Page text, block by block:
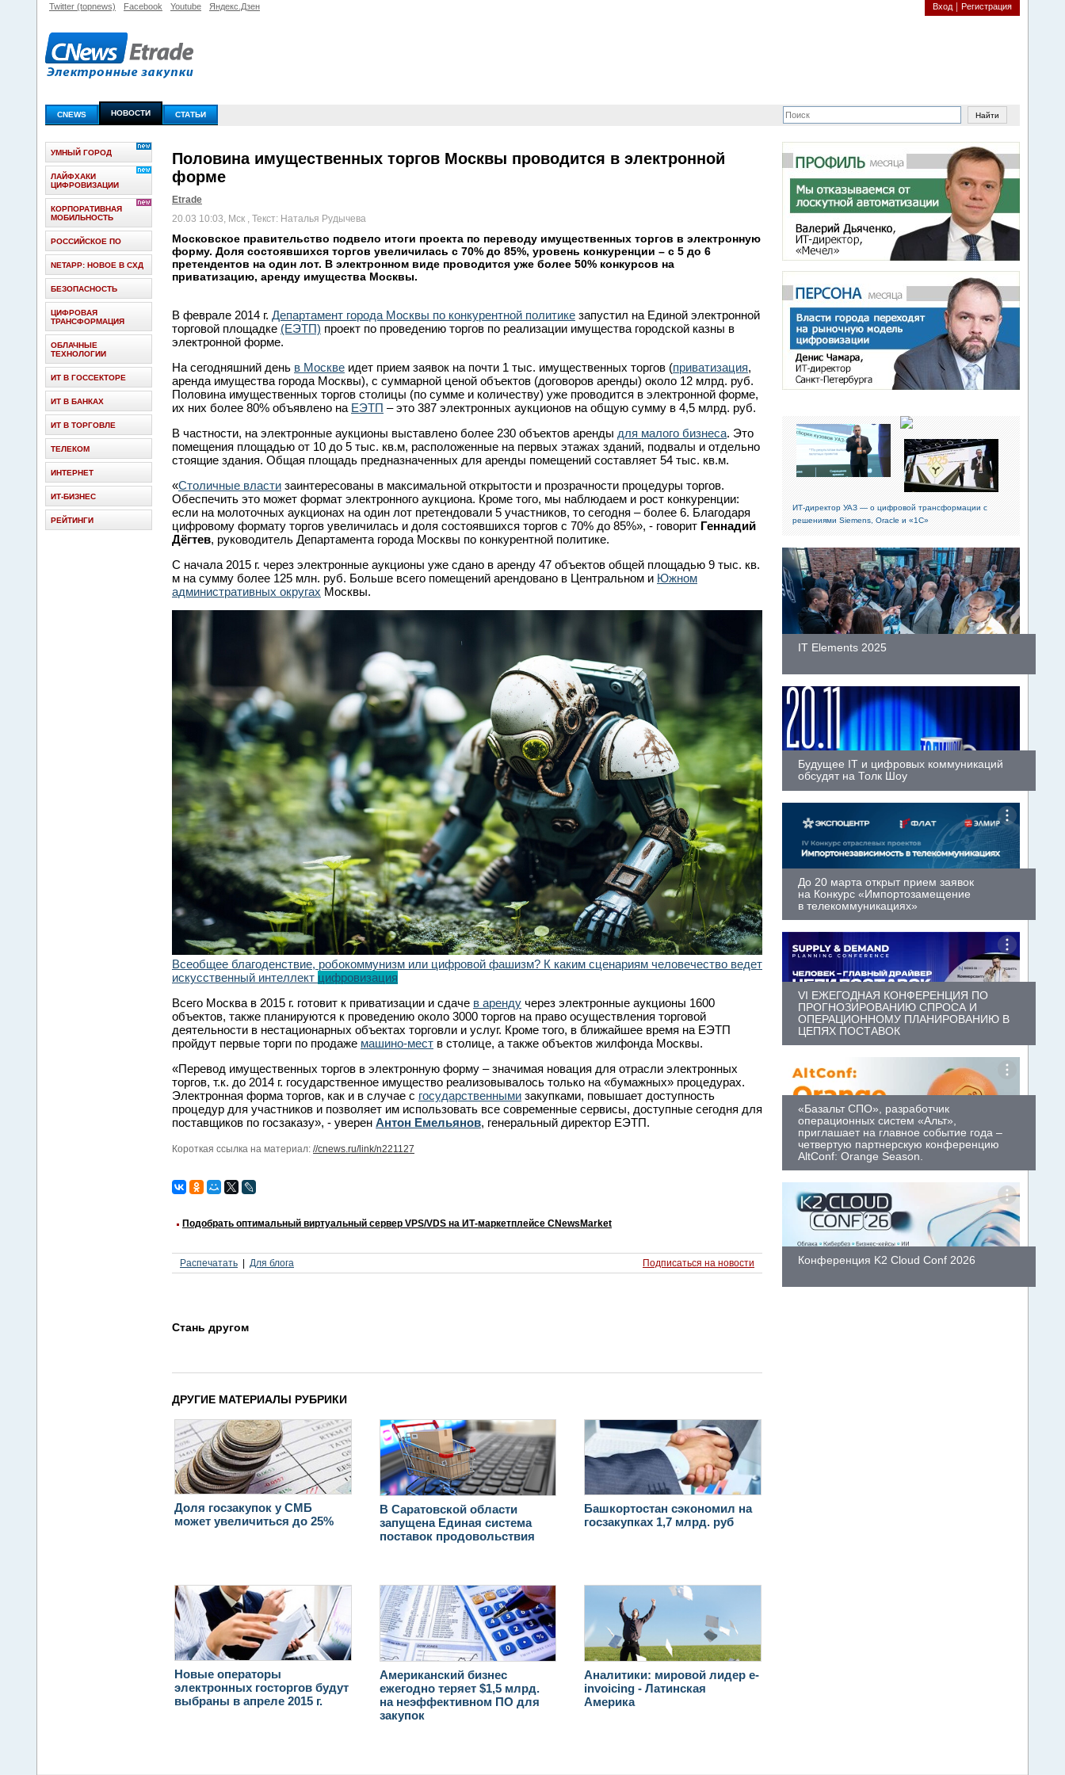
Вход Регистрация
Twitter (topnews) Facebook Youtube Яндекс.Дзен
CNEWS НОВОСТИ СТАТЬИ
Половина имущественных торгов Москвы проводится в электронной
форме
Etrade
20.03 10:03, Мск , Текст: Наталья Рудычева
Московское правительство подвело итоги проекта по переводу имущественных торгов в электронную
форму. Доля состоявшихся торгов увеличилась с 70% до 85%, уровень конкуренции – с 5 до 6
претендентов на один лот. В электронном виде проводится уже более 50% конкурсов на
приватизацию, аренду имущества Москвы.
В феврале 2014 г. Департамент города Москвы по конкурентной политике запустил на Единой электронной
торговой площадке (ЕЭТП) проект по проведению торгов по реализации имущества городской казны в
электронной форме.
На сегодняшний день в Москве идет прием заявок на почти 1 тыс. имущественных торгов (приватизация,
аренда имущества города Москвы), с суммарной ценой объектов (договоров аренды) около 12 млрд. руб.
Половина имущественных торгов столицы (по сумме и количеству) уже проводится в электронной форме,
их них более 80% объявлено на ЕЭТП – это 387 электронных аукционов на общую сумму в 4,5 млрд. руб.
В частности, на электронные аукционы выставлено более 230 объектов аренды для малого бизнеса. Это
помещения площадью от 10 до 5 тыс. кв.м, расположенные на первых этажах зданий, подвалы и отдельно
стоящие здания. Общая площадь предназначенных для аренды помещений составляет 54 тыс. кв.м.
«Столичные власти заинтересованы в максимальной открытости и прозрачности процедуры торгов.
Обеспечить это может формат электронного аукциона. Кроме того, мы наблюдаем и рост конкуренции:
если на молоточных аукционах на один лот претендовали 5 участников, то сегодня – более 6. Благодаря
цифровому формату торгов увеличилась и доля состоявшихся торгов с 70% до 85%», - говорит Геннадий
Дёгтев, руководитель Департамента города Москвы по конкурентной политике.
C начала 2015 г. через электронные аукционы уже сдано в аренду 47 объектов общей площадью 9 тыс. кв.
м на сумму более 125 млн. руб. Больше всего помещений арендовано в Центральном и Южном
административных округах Москвы.
Всеобщее благоденствие, робокоммунизм или цифровой фашизм? К каким сценариям человечество ведет
искусственный интеллект цифровизация
Всего Москва в 2015 г. готовит к приватизации и сдаче в аренду через электронные аукционы 1600
объектов, также планируются к проведению около 3000 торгов на право осуществления торговой
деятельности в нестационарных объектах торговли и услуг. Кроме того, в ближайшее время на ЕЭТП
пройдут первые торги по продаже машино-мест в столице, а также объектов жилфонда Москвы.
«Перевод имущественных торгов в электронную форму – значимая новация для отрасли электронных
торгов, т.к. до 2014 г. государственное имущество реализовывалось только на «бумажных» процедурах.
Электронная форма торгов, как и в случае с государственными закупками, повышает доступность
процедур для участников и позволяет им использовать все современные сервисы, доступные сегодня для
поставщиков по госзаказу», - уверен Антон Емельянов, генеральный директор ЕЭТП.
Короткая ссылка на материал: //cnews.ru/link/n221127
Подобрать оптимальный виртуальный сервер VPS/VDS на ИТ-маркетплейсе CNewsMarket
Распечатать Для блога Подписаться на новости
Стань другом
ДРУГИЕ МАТЕРИАЛЫ РУБРИКИ
Доля госзакупок у СМБ
может увеличиться до 25%
В Саратовской области
запущена Единая система
поставок продовольствия
Башкортостан сэкономил на
госзакупках 1,7 млрд. руб
Новые операторы
электронных госторгов будут
выбраны в апреле 2015 г.
Американский бизнес
ежегодно теряет $1,5 млрд.
на неэффективном ПО для
закупок
Аналитики: мировой лидер e-
invoicing - Латинская
Америка
ИТ-директор УАЗ — о цифровой трансформации с
решениями Siemens, Oracle и «1С»
IT Elements 2025
Будущее IT и цифровых коммуникаций
обсудят на Толк Шоу
До 20 марта открыт прием заявок
на Конкурс «Импортозамещение
в телекоммуникациях»
VI ЕЖЕГОДНАЯ КОНФЕРЕНЦИЯ ПО
ПРОГНОЗИРОВАНИЮ СПРОСА И
ОПЕРАЦИОННОМУ ПЛАНИРОВАНИЮ В
ЦЕПЯХ ПОСТАВОК
«Базальт СПО», разработчик
операционных систем «Альт»,
приглашает на главное событие года –
четвертую партнерскую конференцию
AltConf: Orange Season.
Конференция K2 Cloud Conf 2026
УМНЫЙ ГОРОД
ЛАЙФХАКИ
ЦИФРОВИЗАЦИИ
КОРПОРАТИВНАЯ
МОБИЛЬНОСТЬ
РОССИЙСКОЕ ПО
NETAPP: НОВОЕ В СХД
БЕЗОПАСНОСТЬ
ЦИФРОВАЯ
ТРАНСФОРМАЦИЯ
ОБЛАЧНЫЕ
ТЕХНОЛОГИИ
ИТ В ГОССЕКТОРЕ
ИТ В БАНКАХ
ИТ В ТОРГОВЛЕ
ТЕЛЕКОМ
ИНТЕРНЕТ
ИТ-БИЗНЕС
РЕЙТИНГИ